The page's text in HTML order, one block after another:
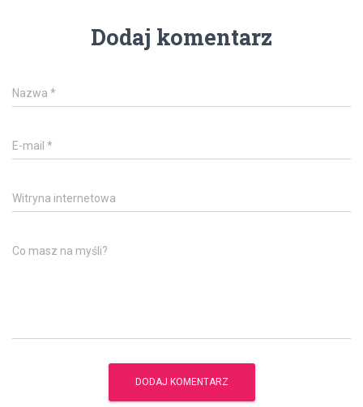
Dodaj komentarz
Nazwa *
E-mail *
Witryna internetowa
Co masz na myśli?